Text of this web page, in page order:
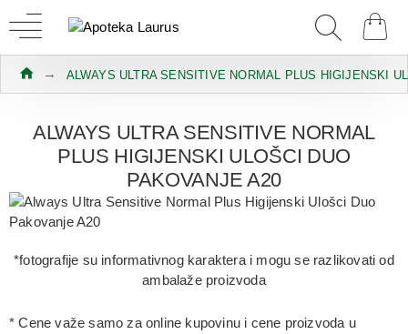
ALWAYS ULTRA SENSITIVE NORMAL PLUS HIGIJENSKI
ALWAYS ULTRA SENSITIVE NORMAL
PLUS HIGIJENSKI ULOŠCI DUO
PAKOVANJE A20
*fotografije su informativnog karaktera i mogu se razlikovati od
ambalaže proizvoda
* Cene važe samo za online kupovinu i cene proizvoda u